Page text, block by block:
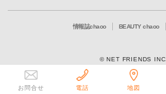
情報誌chaoo BEAUTY chaoo
© NET FRIENDS INC.